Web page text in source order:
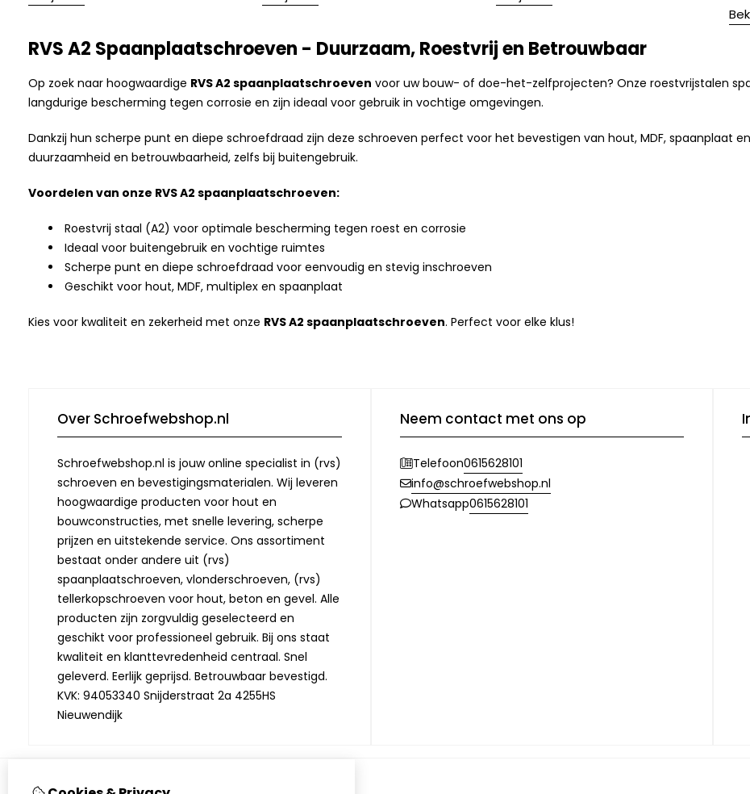
RVS A2 Spaanplaatschroeven - Duurzaam, Roestvrij en Betrouwbaar
Op zoek naar hoogwaardige RVS A2 spaanplaatschroeven voor uw bouw- of doe-het-zelfprojecten? Onze roestvrijstalen
langdurige bescherming tegen corrosie en zijn ideaal voor gebruik in vochtige omgevingen.
Dankzij hun scherpe punt en diepe schroefdraad zijn deze schroeven perfect voor het bevestigen van hout, MDF, spaanplaat
duurzaamheid en betrouwbaarheid, zelfs bij buitengebruik.
Voordelen van onze RVS A2 spaanplaatschroeven:
Roestvrij staal (A2) voor optimale bescherming tegen roest en corrosie
Ideaal voor buitengebruik en vochtige ruimtes
Scherpe punt en diepe schroefdraad voor eenvoudig en stevig inschroeven
Geschikt voor hout, MDF, multiplex en spaanplaat
Kies voor kwaliteit en zekerheid met onze RVS A2 spaanplaatschroeven. Perfect voor elke klus!
Over Schroefwebshop.nl
Schroefwebshop.nl is jouw online specialist in (rvs)
schroeven en bevestigingsmaterialen. Wij leveren
hoogwaardige producten voor hout en
bouwconstructies, met snelle levering, scherpe
prijzen en uitstekende service. Ons assortiment
bestaat onder andere uit (rvs)
spaanplaatschroeven, vlonderschroeven, (rvs)
tellerkopschroeven voor hout, beton en gevel. Alle
producten zijn zorgvuldig geselecteerd en
geschikt voor professioneel gebruik. Bij ons staat
kwaliteit en klanttevredenheid centraal. Snel
geleverd. Eerlijk geprijsd. Betrouwbaar bevestigd.
KVK: 94053340 Snijderstraat 2a 4255HS
Nieuwendijk
Neem contact met ons op
Telefoon0615628101
info@schroefwebshop.nl
Whatsapp0615628101